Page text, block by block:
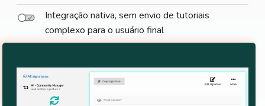
Integração nativa, sem envio de tutoriais
complexo para o usuário final